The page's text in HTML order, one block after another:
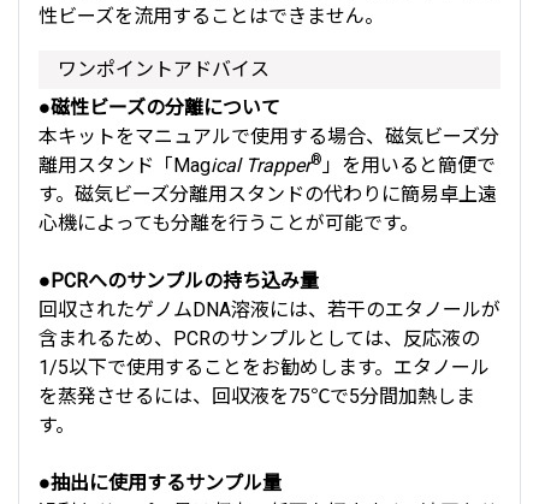
性ビーズを流用することはできません。
ワンポイントアドバイス
●磁性ビーズの分離について
本キットをマニュアルで使用する場合、磁気ビーズ分
離用スタンド「Magical Trapper®」を用いると簡便で
す。磁気ビーズ分離用スタンドの代わりに簡易卓上遠
心機によっても分離を行うことが可能です。
●PCRへのサンプルの持ち込み量
回収されたゲノムDNA溶液には、若干のエタノールが
含まれるため、PCRのサンプルとしては、反応液の
1/5以下で使用することをお勧めします。エタノール
を蒸発させるには、回収液を75℃で5分間加熱しま
す。
●抽出に使用するサンプル量